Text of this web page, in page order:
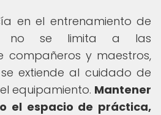
en el entrenamiento de
no se limita a las
compañeros y maestros,
extiende al cuidado de
equipamiento. Mantener
el espacio de práctica,